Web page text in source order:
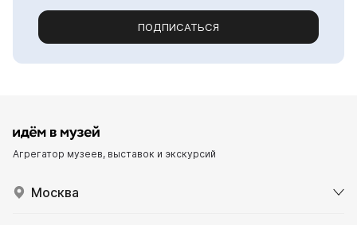
ПОДПИСАТЬСЯ
Агрегатор музеев, выставок и экскурсий
Москва